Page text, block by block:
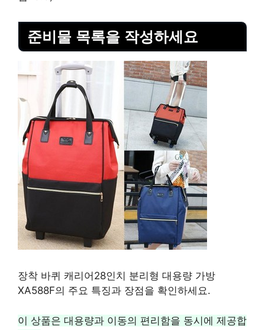
준비물 목록을 작성하세요
장착 바퀴 캐리어28인치 분리형 대용량 가방
XA588F의 주요 특징과 장점을 확인하세요.
이 상품은 대용량과 이동의 편리함을 동시에 제공합